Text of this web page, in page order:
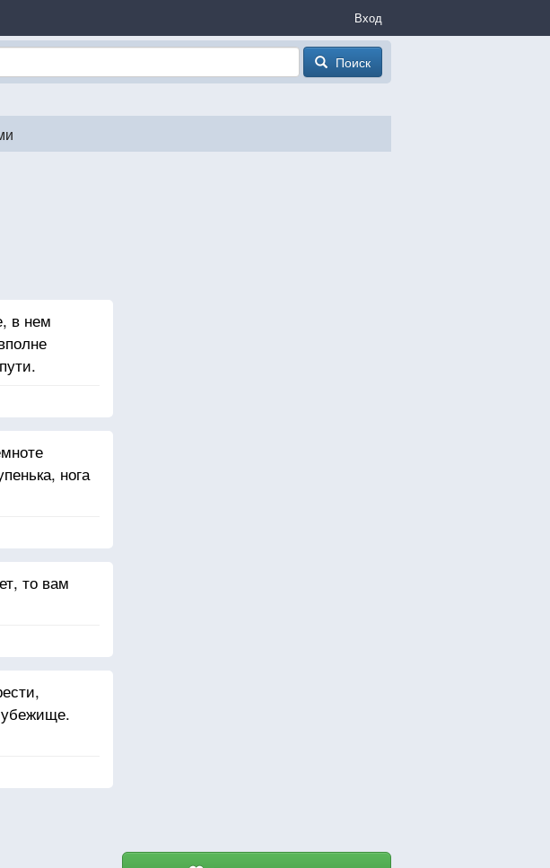
Вход
Поиск
в нем
нога
то вам
убежище.